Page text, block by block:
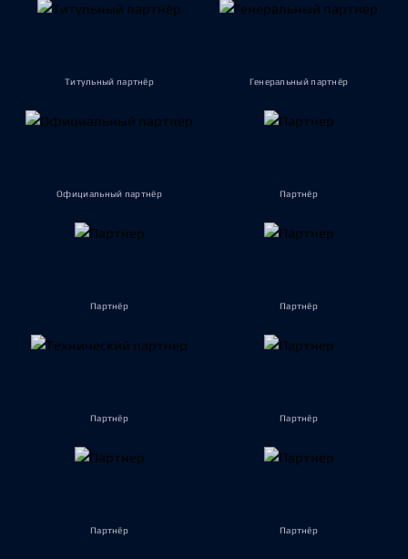
Титульный партнёр Генеральный партнёр
Официальный партнёр Партнёр
Партнёр Партнёр
Партнёр Партнёр
Партнёр Партнёр